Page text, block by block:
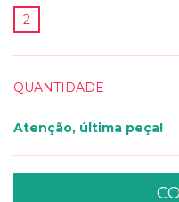
2
QUANTIDADE
Atenção, última peça!